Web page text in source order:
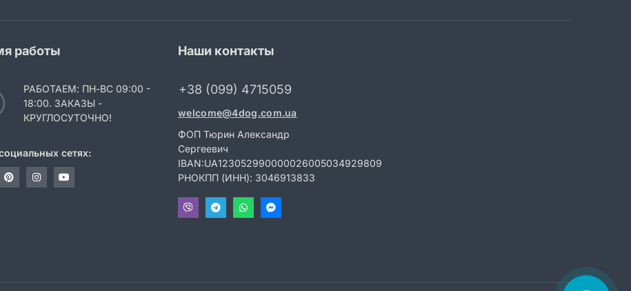
работы
РАБОТАЕМ: ПН-ВС 09:00 -
18:00. ЗАКАЗЫ -
КРУГЛОСУТОЧНО!
сетях:
Наши контакты
+38 (099) 4715059
welcome@4dog.com.ua
ФОП Тюрин Александр
Сергеевич
IBAN:UA123052990000026005034929809
РНОКПП (ИНН): 3046913833